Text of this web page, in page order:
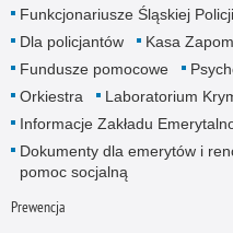
Funkcjonariusze Śląskiej
Dla policjantów
Kasa
Fundusze pomocowe
Orkiestra
Laboratorium
Informacje Zakładu
Dokumenty dla emerytów i
pomoc socjalną
Prewencja